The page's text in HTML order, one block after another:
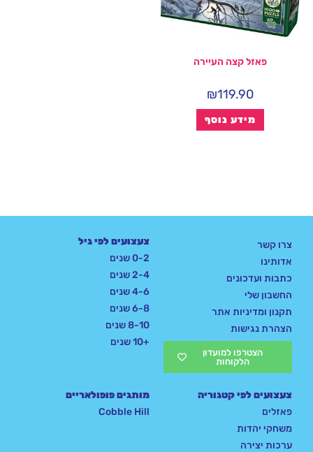
פאזל קצה העיירה
₪119.90
מידע נוסף
צרו קשר
אדותינו
כתבות ועדכונים
החשבון שלי
תקנון ומדיניות אתר
הצהרת נגישות
הצטרפו למועדון
הלקוחות
צעצועים לפי גיל
0-2 שנים
2-4 שנים
4-6 שנים
6-8 שנים
8-10 שנים
+10 שנים
צעצועים לפי קטגוריה
פאזלים
משחקי יהדות
ערכות יצירה
מותגים פופולאריים
Cobble Hill